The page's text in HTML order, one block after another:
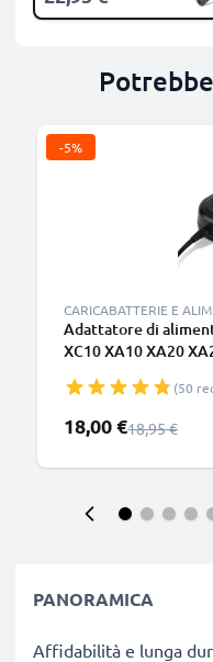
-5%
CARICABATTERIE E
Adattatore di
XC10 XA10 XA20
G10 HV30 HF10
finta dummy, DC
continua
(50
Prezzo speciale
18,00 €Prezzo
18,95 €
PANORAMICA
Affidabilità e lunga